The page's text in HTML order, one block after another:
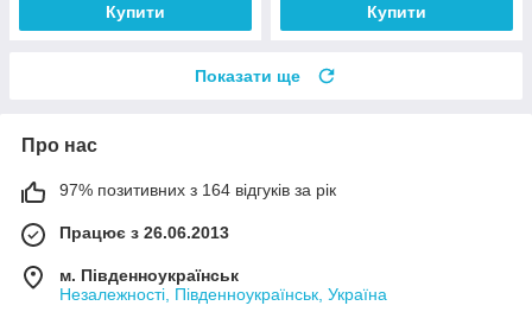
Купити Купити
Показати ще
Про нас
97% позитивних з 164 відгуків за рік
Працює з 26.06.2013
м. Південноукраїнськ
Незалежності, Південноукраїнськ, Україна